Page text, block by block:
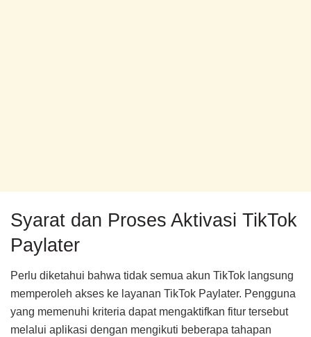
Syarat dan Proses Aktivasi TikTok
Paylater
Perlu diketahui bahwa tidak semua akun TikTok langsung
memperoleh akses ke layanan TikTok Paylater. Pengguna
yang memenuhi kriteria dapat mengaktifkan fitur tersebut
melalui aplikasi dengan mengikuti beberapa tahapan